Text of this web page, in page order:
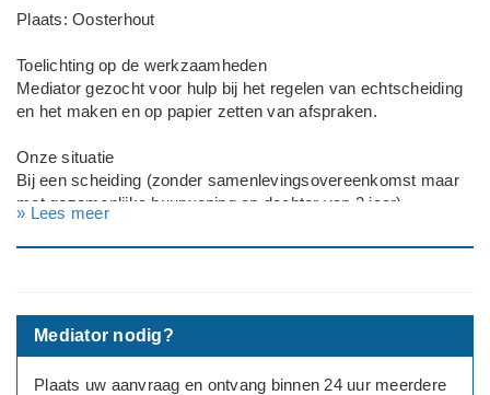
Plaats: Oosterhout
Toelichting op de werkzaamheden
Mediator gezocht voor hulp bij het regelen van echtscheiding
en het maken en op papier zetten van afspraken.
Onze situatie
Bij een scheiding (zonder samenlevingsovereenkomst maar
met gezamenlijke huurwoning en dochter van 2 jaar)
gaan. I
Deadline: Graag zo spoedig mogelijk
» Lees meer
Mediator nodig?
Plaats uw aanvraag en ontvang binnen 24 uur meerdere